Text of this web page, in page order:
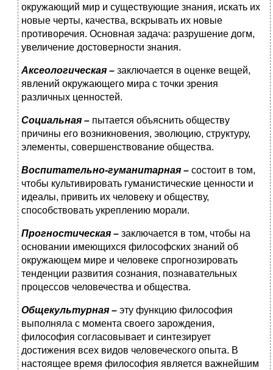
окружающий мир и существующие знания, искать их
новые черты, качества, вскрывать их новые
противоречия. Основная задача: разрушение догм,
увеличение достоверности знания.
Аксеологическая – заключается в оценке вещей,
явлений окружающего мира с точки зрения
различных ценностей.
Социальная – пытается объяснить обществу
причины его возникновения, эволюцию, структуру,
элементы, совершенствование общества.
Воспитательно-гуманитарная – состоит в том,
чтобы культивировать гуманистические ценности и
идеалы, привить их человеку и обществу,
способствовать укреплению морали.
Прогностическая – заключается в том, чтобы на
основании имеющихся философских знаний об
окружающем мире и человеке спрогнозировать
тенденции развития сознания, познавательных
процессов человечества и общества.
Общекультурная – эту функцию философия
выполняла с момента своего зарождения,
философия согласовывает и синтезирует
достижения всех видов человеческого опыта. В
настоящее время философия является важнейшим